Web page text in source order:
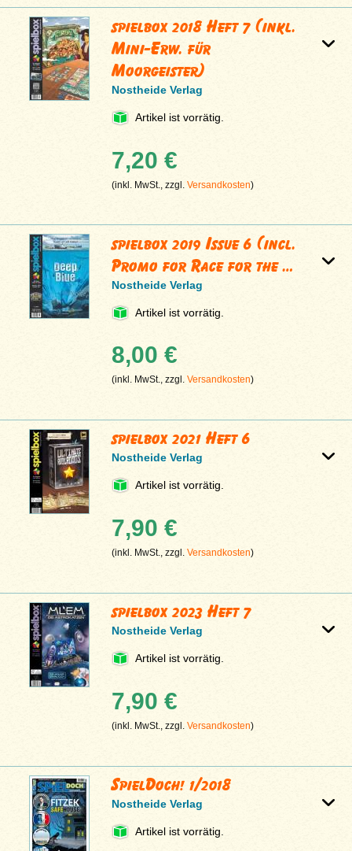
spielbox 2018 Heft 7 (inkl.
Mini-Erw. für
Moorgeister)
Nostheide Verlag
Artikel ist vorrätig.
7,20 €
(inkl. MwSt., zzgl.Versandkosten)
spielbox 2019 Issue 6 (incl.
Promo for Race for the …
Nostheide Verlag
Artikel ist vorrätig.
8,00 €
(inkl. MwSt., zzgl.Versandkosten)
spielbox 2021 Heft 6
Nostheide Verlag
Artikel ist vorrätig.
7,90 €
(inkl. MwSt., zzgl.Versandkosten)
spielbox 2023 Heft 7
Nostheide Verlag
Artikel ist vorrätig.
7,90 €
(inkl. MwSt., zzgl.Versandkosten)
SpielDoch! 1/2018
Nostheide Verlag
Artikel ist vorrätig.